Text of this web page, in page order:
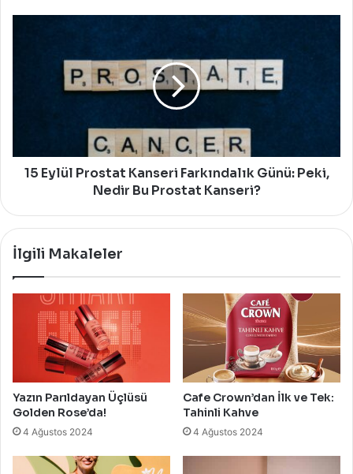
Farkındalık
Bu
Prostat
15 Eylül Prostat Kanseri Farkındalık Günü: Peki,
Nedir Bu Prostat Kanseri?
İlgili Makaleler
Yazın Parıldayan Üçlüsü
Golden Rose’da!
4 Ağustos 2024
Cafe Crown’dan İlk ve Tek:
Tahinli Kahve
4 Ağustos 2024